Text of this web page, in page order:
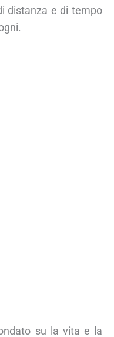
distanza e di tempo
su la vita e la